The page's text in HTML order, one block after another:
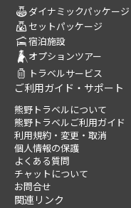
ダイナミックパッケージ
セットパッケージ
宿泊施設
オプションツアー
トラベルサービス
ご利用ガイド・サポート
熊野トラベルについて
熊野トラベルご利用ガイド
利用規約・変更・取消
個人情報の保護
よくある質問
チャットについて
お問合せ
関連リンク